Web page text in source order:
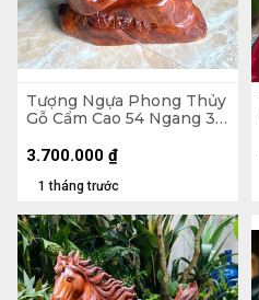
Tượng Ngựa Phong Thủy
Gỗ Cẩm Cao 54 Ngang 35
1 tháng trước
3.700.000 ₫